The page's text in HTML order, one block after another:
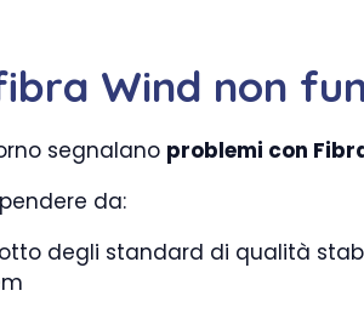
Wind non
segnalano problemi con
da:
degli standard di qualità